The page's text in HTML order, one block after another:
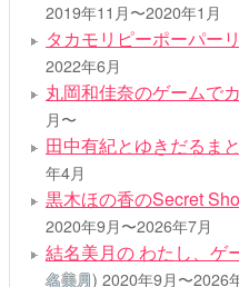
2019年11月〜2020年1月
タカモリピーポーパー
2022年6月
丸岡和佳奈のゲームで
月〜
田中有紀とゆきだるまと
年4月
黒木ほの香のSecret
2020年9月〜2026年7月
結名美月の わたし、ゲ
名美月) 2020年9月〜2026